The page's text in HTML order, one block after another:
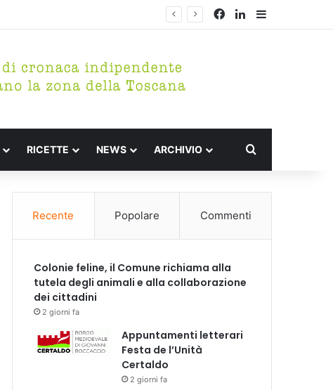
Facebook
LinkedIn
RICETTE NEWS ARCHIVIO
Recente Popolare Commenti
Colonie feline, il Comune richiama alla
tutela degli animali e alla collaborazione
dei cittadini
2 giorni fa
Appuntamenti letterari
Festa de l’Unità
Certaldo
2 giorni fa